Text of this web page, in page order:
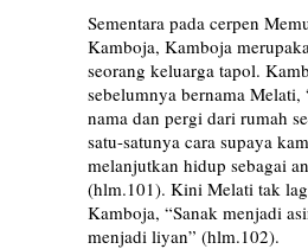
Sementara pada cerpen
Kamboja, Kamboja
seorang keluarga tapol.
sebelumnya bernama
nama dan pergi dari rumah
satu-satunya cara supaya
melanjutkan hidup sebagai
(hlm.101). Kini Melati tak
Kamboja, “Sanak menjadi
menjadi liyan” (hlm.102).